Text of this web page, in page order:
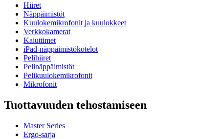
Hiiret
Näppäimistöt
Kuulokemikrofonit ja kuulokkeet
Verkkokamerat
Kaiuttimet
iPad-näppäimistökotelot
Pelihiiret
Pelinäppäimistöt
Pelikuulokemikrofonit
Mikrofonit
Tuottavuuden tehostamiseen
Master Series
Ergo-sarja